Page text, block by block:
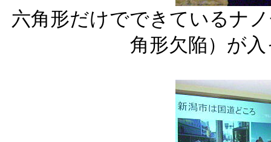
六角形だけでできているナ
角形欠陥）が